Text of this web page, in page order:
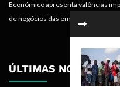
Económico apresenta valências
de negócios das empresas.
ÚLTIMAS NOTÍCIAS